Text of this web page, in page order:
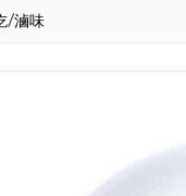
/滷味